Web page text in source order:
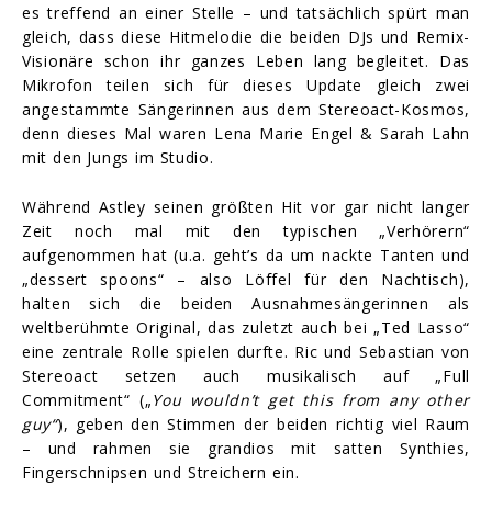
es treffend an einer Stelle – und tatsächlich spürt man
gleich, dass diese Hitmelodie die beiden DJs und Remix-
Visionäre schon ihr ganzes Leben lang begleitet. Das
Mikrofon teilen sich für dieses Update gleich zwei
angestammte Sängerinnen aus dem Stereoact-Kosmos,
denn dieses Mal waren Lena Marie Engel & Sarah Lahn
mit den Jungs im Studio.
Während Astley seinen größten Hit vor gar nicht langer
Zeit noch mal mit den typischen „Verhörern“
aufgenommen hat (u.a. geht’s da um nackte Tanten und
„dessert spoons“ – also Löffel für den Nachtisch),
halten sich die beiden Ausnahmesängerinnen als
weltberühmte Original, das zuletzt auch bei „Ted Lasso“
eine zentrale Rolle spielen durfte. Ric und Sebastian von
Stereoact setzen auch musikalisch auf „Full
Commitment“ („You wouldn’t get this from any other
guy“), geben den Stimmen der beiden richtig viel Raum
– und rahmen sie grandios mit satten Synthies,
Fingerschnipsen und Streichern ein.